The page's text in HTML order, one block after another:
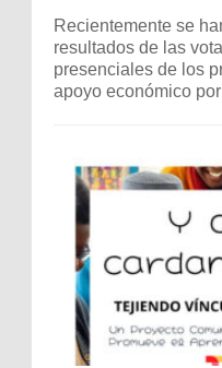
Recientemente se
resultados de las
presenciales de los
apoyo económico